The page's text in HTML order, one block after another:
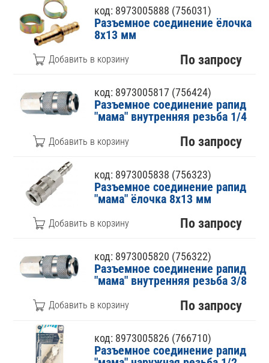
код: 8973005888 (756031)
Разъемное соединение ёлочка
8х13 мм
По запросу
код: 8973005817 (756424)
Разъемное соединение рапид
"мама" внутренняя резьба 1/4
По запросу
код: 8973005838 (756323)
Разъемное соединение рапид
"мама" ёлочка 8х13 мм
По запросу
код: 8973005820 (756322)
Разъемное соединение рапид
"мама" внутренняя резьба 3/8
По запросу
код: 8973005826 (766710)
Разъемное соединение рапид